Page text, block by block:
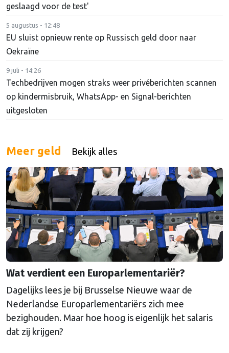
geslaagd voor de test'
5 augustus - 12:48
EU sluist opnieuw rente op Russisch geld door naar
Oekraïne
9 juli - 14:26
Techbedrijven mogen straks weer privéberichten scannen
op kindermisbruik, WhatsApp- en Signal-berichten
uitgesloten
Meer geld Bekijk alles
Wat verdient een Europarlementariër?
Dagelijks lees je bij Brusselse Nieuwe waar de
Nederlandse Europarlementariërs zich mee
bezighouden. Maar hoe hoog is eigenlijk het salaris
dat zij krijgen?